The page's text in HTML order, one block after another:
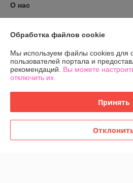
О нас
Доставка и оплата
График работы
Обработка файлов cookie
Мы используем файлы cookies для
пользователей портала и
рекомендаций. Вы можете
отключить их.
Принять